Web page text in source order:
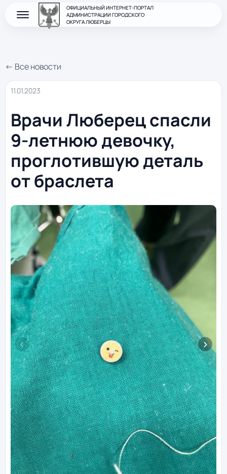
ОФИЦИАЛЬНЫЙ ИНТЕРНЕТ-ПОРТАЛ
АДМИНИСТРАЦИИ ГОРОДСКОГО
ОКРУГА ЛЮБЕРЦЫ
← Все новости
11.01.2023
Врачи Люберец спасли
9-летнюю девочку,
проглотившую деталь
от браслета